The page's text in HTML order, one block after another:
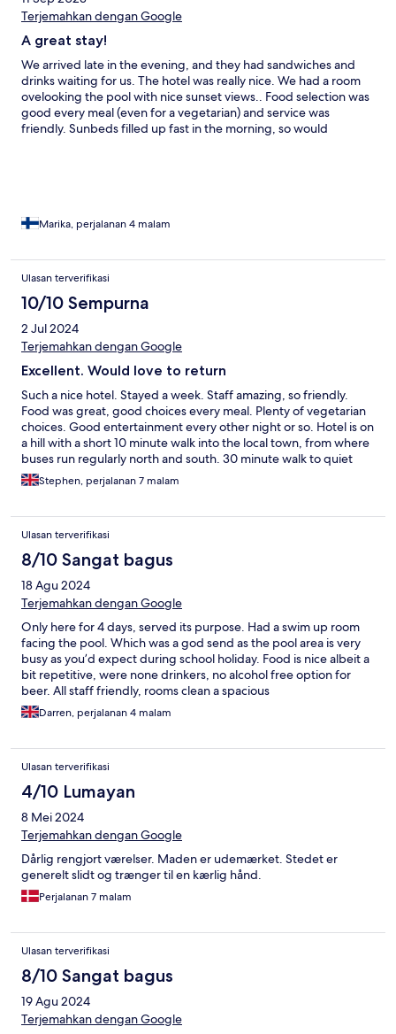
Terjemahkan dengan Google
A great stay!
We arrived late in the evening, and they had sandwiches and
drinks waiting for us. The hotel was really nice. We had a room
ovelooking the pool with nice sunset views.. Food selection was
good every meal (even for a vegetarian) and service was
friendly. Sunbeds filled up fast in the morning, so would
Marika, perjalanan 4 malam
Ulasan terverifikasi
10/10 Sempurna
2 Jul 2024
Terjemahkan dengan Google
Excellent. Would love to return
Such a nice hotel. Stayed a week. Staff amazing, so friendly.
Food was great, good choices every meal. Plenty of vegetarian
choices. Good entertainment every other night or so. Hotel is on
a hill with a short 10 minute walk into the local town, from where
buses run regularly north and south. 30 minute walk to quiet
beach. Would love to go back
Stephen, perjalanan 7 malam
Ulasan terverifikasi
8/10 Sangat bagus
18 Agu 2024
Terjemahkan dengan Google
Only here for 4 days, served its purpose. Had a swim up room
facing the pool. Which was a god send as the pool area is very
busy as you’d expect during school holiday. Food is nice albeit a
bit repetitive, were none drinkers, no alcohol free option for
beer. All staff friendly, rooms clean a spacious
Darren, perjalanan 4 malam
Ulasan terverifikasi
4/10 Lumayan
8 Mei 2024
Terjemahkan dengan Google
Dårlig rengjort værelser. Maden er udemærket. Stedet er
generelt slidt og trænger til en kærlig hånd.
Perjalanan 7 malam
Ulasan terverifikasi
8/10 Sangat bagus
19 Agu 2024
Terjemahkan dengan Google